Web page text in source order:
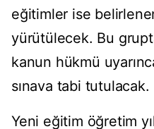
eğitimler ise
yürütülecek. Bu
kanun hükmü
sınava tabi tutulacak.
Yeni eğitim öğretim